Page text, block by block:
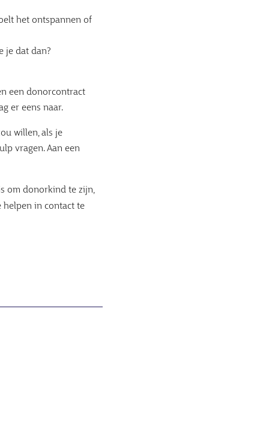
het ontspannen of
je dat dan?
een donorcontract
er eens naar.
willen, als je
vragen. Aan een
om donorkind te zijn,
helpen in contact te